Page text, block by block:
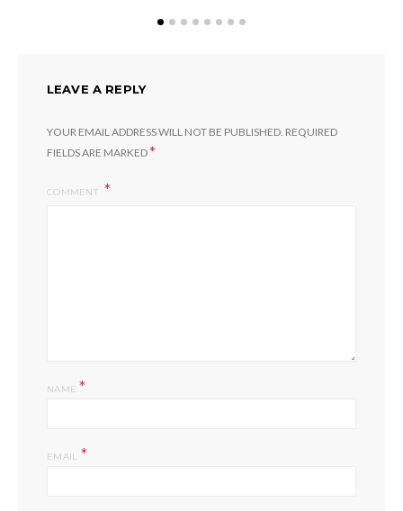
LEAVE A REPLY
YOUR EMAIL ADDRESS WILL NOT BE PUBLISHED. REQUIRED
FIELDS ARE MARKED*
COMMENT
NAME *
EMAIL *